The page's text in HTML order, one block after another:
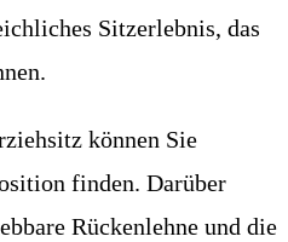
Sitzerlebnis, das
können Sie
finden. Darüber
Rückenlehne und die